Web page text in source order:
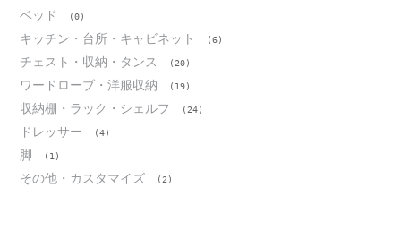
ベッド (0)
キッチン・台所・キャビネット (6)
チェスト・収納・タンス (20)
ワードローブ・洋服収納 (19)
収納棚・ラック・シェルフ (24)
ドレッサー (4)
脚 (1)
その他・カスタマイズ (2)